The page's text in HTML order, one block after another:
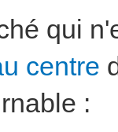
qui
centre
: